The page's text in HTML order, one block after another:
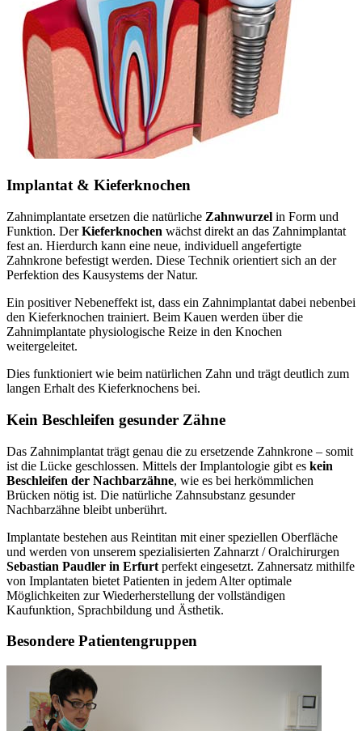
Implantat & Kieferknochen
Zahnimplantate ersetzen die natürliche Zahnwurzel in Form und
Funktion. DerKieferknochen wächst direkt an das Zahnimplantat
fest an. Hierdurch kann eine neue, individuell angefertigte
Zahnkrone befestigt werden. Diese Technik orientiert sich an der
Perfektion des Kausystems der Natur.
Ein positiver Nebeneffekt ist, dass ein Zahnimplantat dabei nebenbei
den Kieferknochen trainiert. Beim Kauen werden über die
Zahnimplantate physiologische Reize in den Knochen
weitergeleitet.
Dies funktioniert wie beim natürlichen Zahn und trägt deutlich zum
langen Erhalt des Kieferknochens bei.
Kein Beschleifen gesunder Zähne
Das Zahnimplantat trägt genau die zu ersetzende Zahnkrone – somit
ist die Lücke geschlossen. Mittels der Implantologie gibt es kein
Beschleifen der Nachbarzähne, wie es bei herkömmlichen
Brücken nötig ist. Die natürliche Zahnsubstanz gesunder
Nachbarzähne bleibt unberührt.
Implantate bestehen aus Reintitan mit einer speziellen Oberfläche
und werden von unserem spezialisierten Zahnarzt / Oralchirurgen
Sebastian Paudler in Erfurt perfekt eingesetzt. Zahnersatz mithilfe
von Implantaten bietet Patienten in jedem Alter optimale
Möglichkeiten zur Wiederherstellung der vollständigen
Kaufunktion, Sprachbildung und Ästhetik.
Besondere Patientengruppen